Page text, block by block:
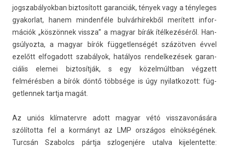
jogszabályok­ban bi­ztosított garan­ciák, tények vagy a tényleges
gyakor­lat, hanem min­denféle bulvárhírekből merített in­for­
mációk „köszönnek vissza” a magyar bírák ítélkezéséről. Han­
gsúlyoz­ta, a magyar bírók füg­getlen­ségét százötven évvel
ezelőtt el­fogadott szabályok, hatályos re­ndel­kezések garan­
ciális elemei bi­ztosít­ják, s egy közelmúltban végzett
felmérésben a bírók döntő többsége is úgy nyilat­kozott: füg­
getlen­nek tartja magát.
Az uniós klímatervre adott magyar vétó visszavonására
szólította fel a kormányt az LMP országos elnökségének.
Turcsán Szabolcs pártja szlogen­jére utal­va kijelen­tette: